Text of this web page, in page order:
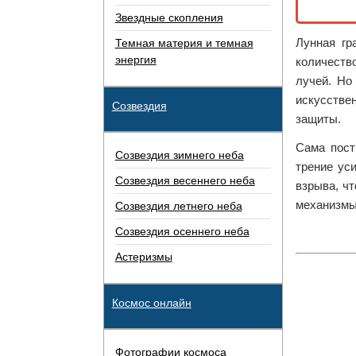
Лунная
лучей. Но
защиты.
Сама
трение
взрыва,
Звездные скопления
Темная материя и темная
энергия
Созвездия
Созвездия зимнего неба
Созвездия весеннего неба
Созвездия летнего неба
Созвездия осеннего неба
Астеризмы
Космос онлайн
Фотографии космоса